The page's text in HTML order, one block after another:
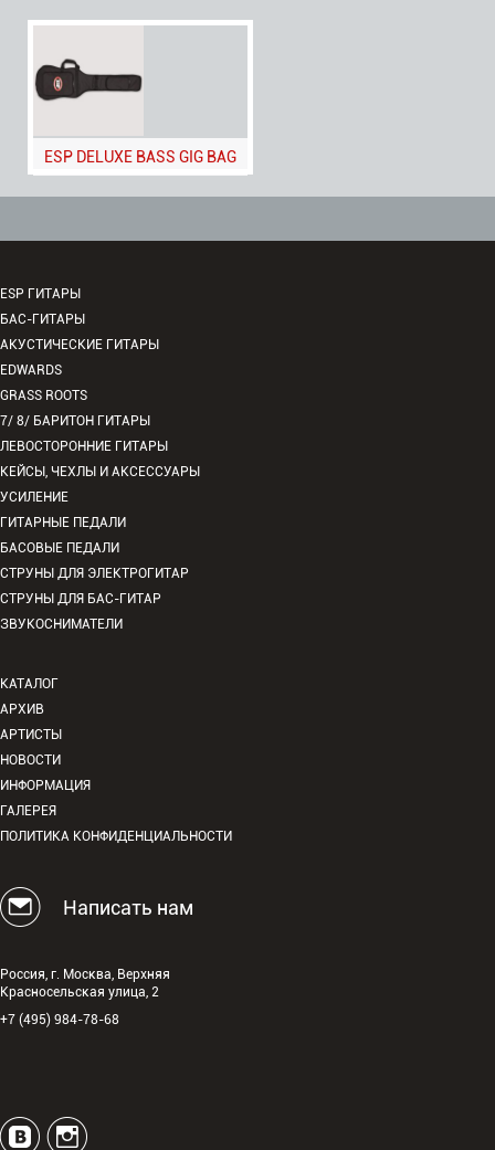
ESP DELUXE BASS GIG BAG
ESP ГИТАРЫ
БАС-ГИТАРЫ
АКУСТИЧЕСКИЕ ГИТАРЫ
EDWARDS
GRASS ROOTS
7/ 8/ БАРИТОН ГИТАРЫ
ЛЕВОСТОРОННИЕ ГИТАРЫ
КЕЙСЫ, ЧЕХЛЫ И АКСЕССУАРЫ
УСИЛЕНИЕ
ГИТАРНЫЕ ПЕДАЛИ
БАСОВЫЕ ПЕДАЛИ
СТРУНЫ ДЛЯ ЭЛЕКТРОГИТАР
СТРУНЫ ДЛЯ БАС-ГИТАР
ЗВУКОСНИМАТЕЛИ
КАТАЛОГ
АРХИВ
АРТИСТЫ
НОВОСТИ
ИНФОРМАЦИЯ
ГАЛЕРЕЯ
ПОЛИТИКА КОНФИДЕНЦИАЛЬНОСТИ
Написать нам
Россия, г. Москва, Верхняя
Красносельская улица, 2
+7 (495) 984-78-68